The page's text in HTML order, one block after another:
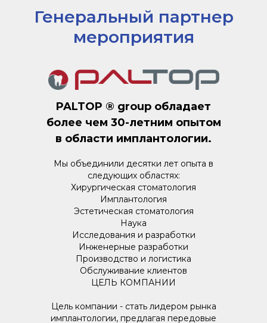
Генеральный партнер
мероприятия
PALTOP ® group обладает
более чем 30-летним опытом
в области имплантологии.
Мы объединили десятки лет опыта в
следующих областях:
Хирургическая стоматология
Имплантология
Эстетическая стоматология
Наука
Исследования и разработки
Инженерные разработки
Производство и логистика
Обслуживание клиентов
ЦЕЛЬ КОМПАНИИ
Цель компании - стать лидером рынка
имплантологии, предлагая передовые